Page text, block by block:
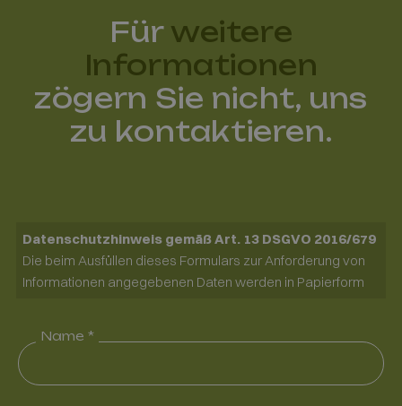
Für weitere
Informationen
zögern Sie nicht, uns
zu kontaktieren.
Datenschutzhinweis gemäß Art. 13 DSGVO 2016/679
Die beim Ausfüllen dieses Formulars zur Anforderung von
Informationen angegebenen Daten werden in Papierform
beantworten. Ihre Daten werden aber nicht veröffentlicht.
Fiorentina, an die Sie sich wenden können, um Ihre Rechte
Name *